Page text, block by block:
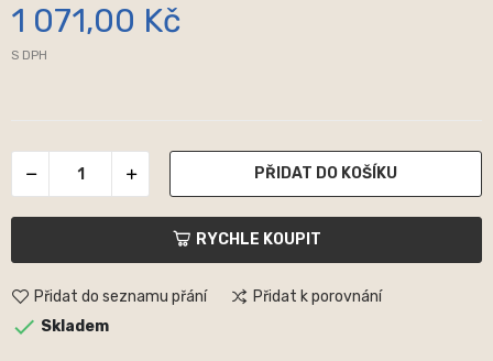
1 071,00 Kč
S DPH
PŘIDAT DO KOŠÍKU
RYCHLE KOUPIT
Přidat do seznamu přání Přidat k porovnání
 Skladem